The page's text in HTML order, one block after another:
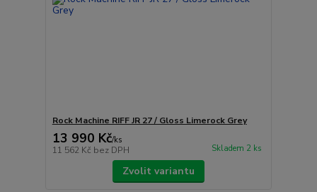
Rock Machine RIFF JR 27 / Gloss Limerock Grey
13 990 Kč/ks
11 562 Kč bez DPH Skladem 2 ks
Zvolit variantu